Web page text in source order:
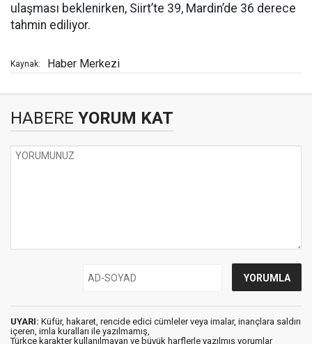
ulaşması beklenirken, Siirt’te 39, Mardin’de 36 derece
tahmin ediliyor.
Kaynak: Haber Merkezi
HABERE YORUM KAT
UYARI: Küfür, hakaret, rencide edici cümleler veya imalar, inançlara saldırı
içeren, imla kuralları ile yazılmamış,
Türkçe karakter kullanılmayan ve büyük harflerle yazılmış yorumlar